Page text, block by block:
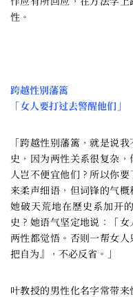
性。
跨越性别藩篱
「女人要打过去警醒他们」
「跨越性别藩篱，就是说
史，因为两性关系很复杂
人岂不便宜他们？所以你
来柔声细语，但词锋的气
她破天荒地在歷史系加开
史？她语气坚定地说：「
两性都觉悟。否则一帮女
把自为』，不必反省。」
叶教授的男性化名字常带